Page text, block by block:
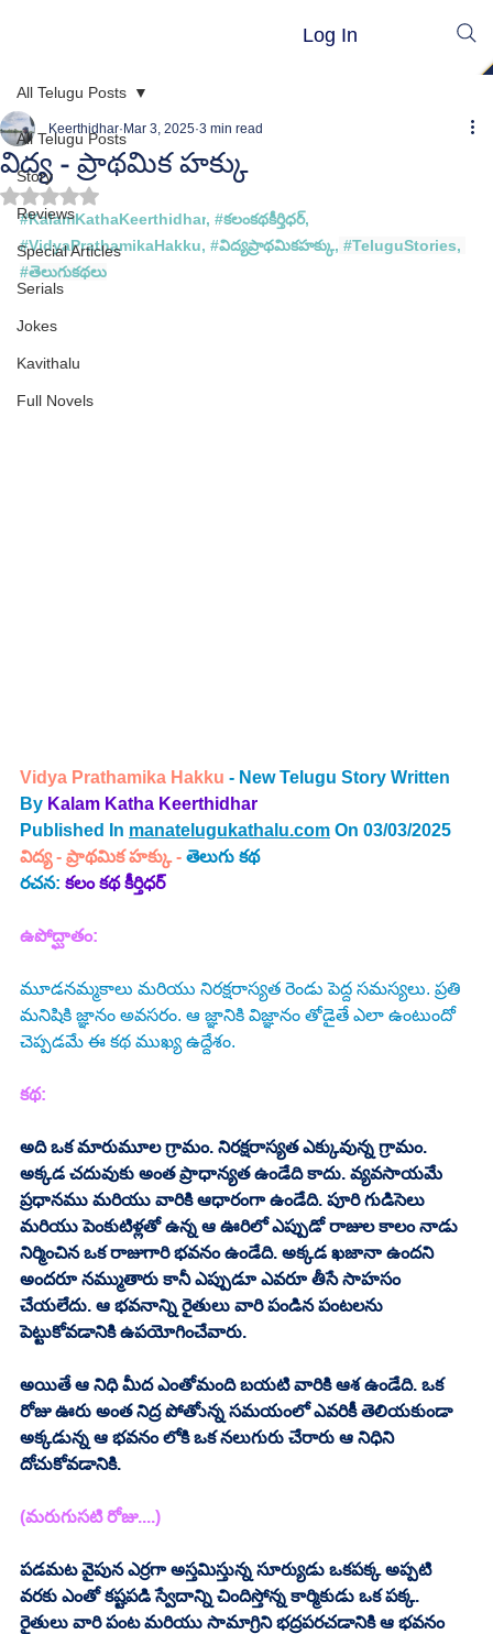
Log In
All Telugu Posts
Story
Reviews
Special Articles
Serials
Jokes
Kavithalu
Full Novels
All Telugu Posts
విద్య - ప్రాథమిక హక్కు
Keerthidhar Mar 3, 2025 3 min read
Rated NaN out of 5 stars.
#KalamKathaKeerthidhar, #కలంకథకీర్తిధర్,
#VidyaPrathamikaHakku, #విద్యప్రాథమికహక్కు, #TeluguStories,
#తెలుగుకథలు
Vidya Prathamika Hakku - New Telugu Story Written
By Kalam Katha Keerthidhar
Published In manatelugukathalu.com On 03/03/2025
విద్య - ప్రాథమిక హక్కు - తెలుగు కథ
రచన: కలం కథ కీర్తిధర్
ఉపోద్ఘాతం:
మూడనమ్మకాలు మరియు నిరక్షరాస్యత రెండు పెద్ద సమస్యలు. ప్రతి
మనిషికి జ్ఞానం అవసరం. ఆ జ్ఞానికి విజ్ఞానం తోడైతే ఎలా ఉంటుందో
చెప్పడమే ఈ కథ ముఖ్య ఉద్దేశం.
కథ:
అది ఒక మారుమూల గ్రామం. నిరక్షరాస్యత ఎక్కువున్న గ్రామం.
అక్కడ చదువుకు అంత ప్రాధాన్యత ఉండేది కాదు. వ్యవసాయమే
ప్రధానము మరియు వారికి ఆధారంగా ఉండేది. పూరి గుడిసెలు
మరియు పెంకుటిళ్లతో ఉన్న ఆ ఊరిలో ఎప్పుడో రాజుల కాలం నాడు
నిర్మించిన ఒక రాజుగారి భవనం ఉండేది. అక్కడ ఖజానా ఉందని
అందరూ నమ్ముతారు కానీ ఎప్పుడూ ఎవరూ తీసే సాహసం
చేయలేదు. ఆ భవనాన్ని రైతులు వారి పండిన పంటలను
పెట్టుకోవడానికి ఉపయోగించేవారు.
అయితే ఆ నిధి మీద ఎంతోమంది బయటి వారికి ఆశ ఉండేది. ఒక
రోజు ఊరు అంత నిద్ర పోతోున్న సమయంలో ఎవరికీ తెలియకుండా
అక్కడున్న ఆ భవనం లోకి ఒక నలుగురు చేరారు ఆ నిధిని
దోచుకోవడానికి.
(మరుగుసటి రోజు....)
పడమట వైపున ఎర్రగా అస్తమిస్తున్న సూర్యుడు ఒకపక్క అప్పటి
వరకు ఎంతో కష్టపడి స్వేదాన్ని చిందిస్తోన్న కార్మికుడు ఒక పక్క.
రైతులు వారి పంట మరియు సామాగ్రిని భద్రపరచడానికి ఆ భవనం